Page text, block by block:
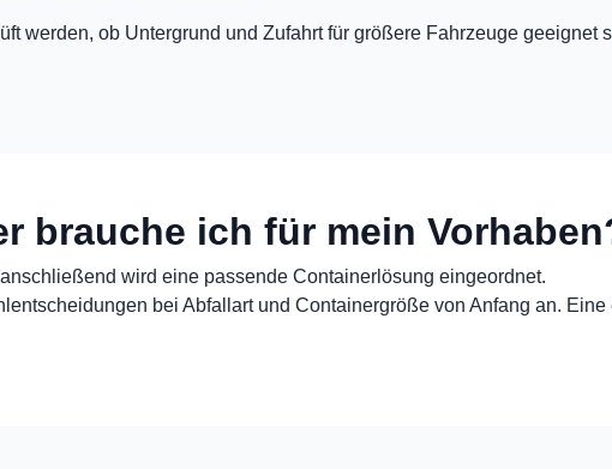
werden, ob Untergrund und Zufahrt für größere Fahrzeuge
brauche ich für mein
wird eine passende Containerlösung eingeordnet.
bei Abfallart und Containergröße von Anfang an.